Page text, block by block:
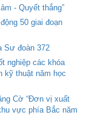
- Quyết thắng”
50 giai đoạn
Sư đoàn 372
nghiệp các khóa
kỹ thuật năm học
Cờ “Đơn vị xuất
vực phía Bắc năm